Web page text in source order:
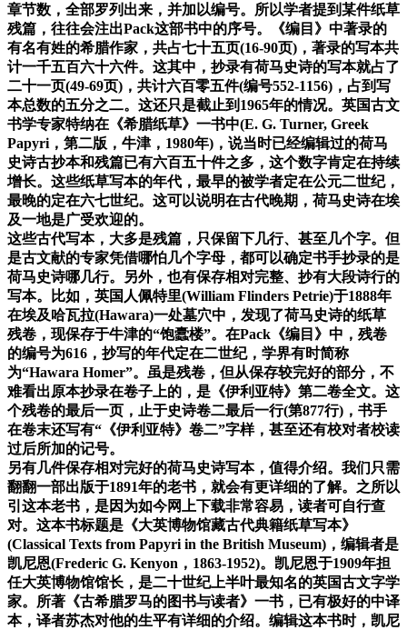
章节数，全部罗列出来，并加以编号。所以学者提到某件纸草
残篇，往往会注出Pack这部书中的序号。《编目》中著录的
有名有姓的希腊作家，共占七十五页(16-90页)，著录的写本共
计一千五百六十六件。这其中，抄录有荷马史诗的写本就占了
二十一页(49-69页)，共计六百零五件(编号552-1156)，占到写
本总数的五分之二。这还只是截止到1965年的情况。英国古文
书学专家特纳在《希腊纸草》一书中(E. G. Turner, Greek
Papyri，第二版，牛津，1980年)，说当时已经编辑过的荷马
史诗古抄本和残篇已有六百五十件之多，这个数字肯定在持续
增长。这些纸草写本的年代，最早的被学者定在公元二世纪，
最晚的定在六七世纪。这可以说明在古代晚期，荷马史诗在埃
及一地是广受欢迎的。
这些古代写本，大多是残篇，只保留下几行、甚至几个字。但
是古文献的专家凭借哪怕几个字母，都可以确定书手抄录的是
荷马史诗哪几行。另外，也有保存相对完整、抄有大段诗行的
写本。比如，英国人佩特里(William Flinders Petrie)于1888年
在埃及哈瓦拉(Hawara)一处墓穴中，发现了荷马史诗的纸草
残卷，现保存于牛津的“饱蠹楼”。在Pack《编目》中，残卷
的编号为616，抄写的年代定在二世纪，学界有时简称
为“Hawara Homer”。虽是残卷，但从保存较完好的部分，不
难看出原本抄录在卷子上的，是《伊利亚特》第二卷全文。这
个残卷的最后一页，止于史诗卷二最后一行(第877行)，书手
在卷末还写有“《伊利亚特》卷二”字样，甚至还有校对者校读
过后所加的记号。
另有几件保存相对完好的荷马史诗写本，值得介绍。我们只需
翻翻一部出版于1891年的老书，就会有更详细的了解。之所以
引这本老书，是因为如今网上下载非常容易，读者可自行查
对。这本书标题是《大英博物馆藏古代典籍纸草写本》
(Classical Texts from Papyri in the British Museum)，编辑者是
凯尼恩(Frederic G. Kenyon，1863-1952)。凯尼恩于1909年担
任大英博物馆馆长，是二十世纪上半叶最知名的英国古文字学
家。所著《古希腊罗马的图书与读者》一书，已有极好的中译
本，译者苏杰对他的生平有详细的介绍。编辑这本书时，凯尼